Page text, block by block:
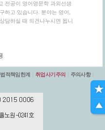
전공이 영어영문학 과외선생
하고 있습니다. 분야는 영어,
담하실 때 의견나누시면 됩니
법적책임한계 취업사기주의 주의사항